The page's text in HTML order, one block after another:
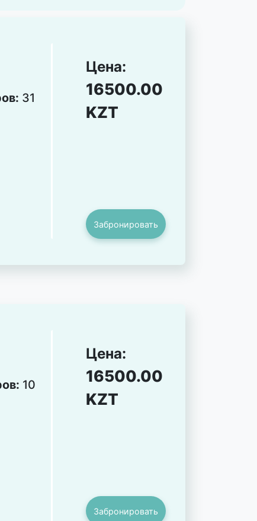
31
Цена:
16500.00
KZT
Забронировать
10
Цена:
16500.00
KZT
Забронировать